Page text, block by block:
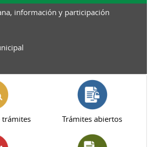
información y participación
trámites Trámites abiertos